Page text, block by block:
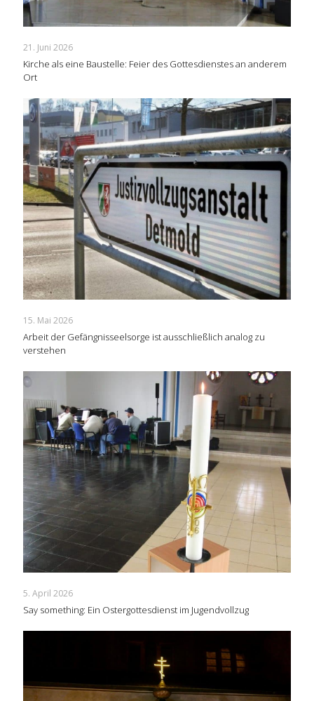
21. Juni 2026
Kirche als eine Baustelle: Feier des Gottesdienstes an anderem
Ort
15. Mai 2026
Arbeit der Gefängnisseelsorge ist ausschließlich analog zu
verstehen
5. April 2026
Say something: Ein Ostergottesdienst im Jugendvollzug